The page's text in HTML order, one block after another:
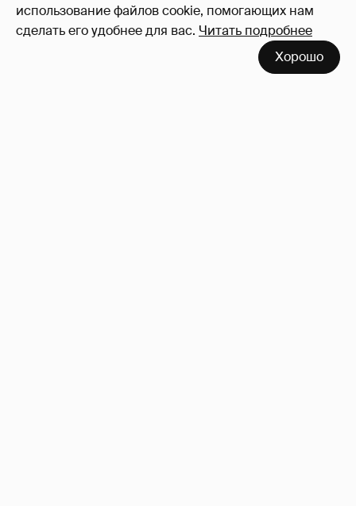
использование файлов cookie, помогающих нам
сделать его удобнее для вас. Читать подробнее
Хорошо